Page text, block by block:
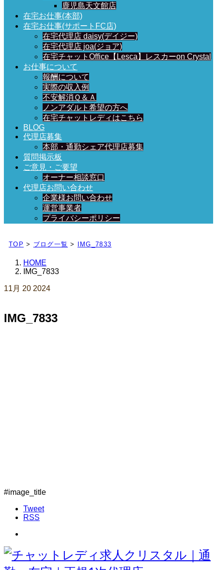
鹿児島天文館店
在宅お仕事(本部)
在宅お仕事(サポートFC店)
在宅代理店 daisy(デイジー)
在宅代理店 joa(ジョア)
在宅チャットOffice【Lesca】レスカーon Crystal
お仕事について
報酬について
実際の収入例
不安解消Ｑ＆Ａ
ノンアダルト希望の方へ
在宅チャットレディはこちら
BLOG
代理店募集
本部・通勤シェア代理店募集
質問掲示板
ご意見・ご要望
オーナー相談窓口
代理店お問い合わせ
企業様お問い合わせ
運営事業者
プライバシーポリシー
日々、ブログを更新中！
TOP > ブログ一覧 > IMG_7833
HOME
IMG_7833
11月 20 2024
IMG_7833
#image_title
Tweet
RSS